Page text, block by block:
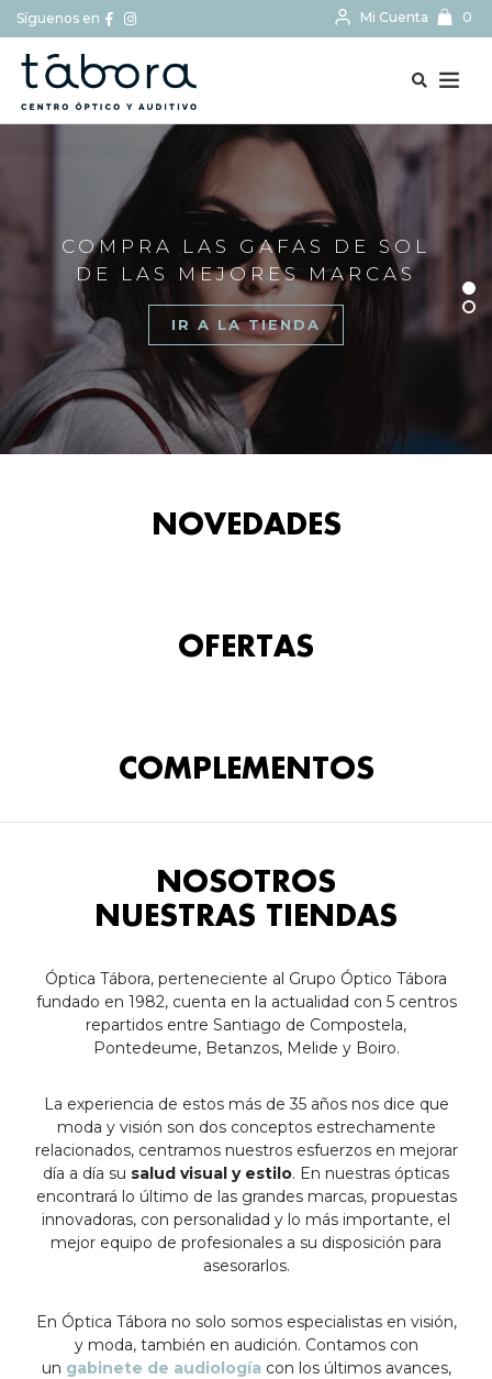
Síguenos en Mi Cuenta 0
COMPRA LAS GAFAS DE SOL
DE LAS MEJORES MARCAS
IR A LA TIENDA
NOVEDADES
OFERTAS
COMPLEMENTOS
NOSOTROS
NUESTRAS TIENDAS
Óptica Tábora, perteneciente al Grupo Óptico Tábora
fundado en 1982, cuenta en la actualidad con 5 centros
repartidos entre Santiago de Compostela,
Pontedeume, Betanzos, Melide y Boiro.
La experiencia de estos más de 35 años nos dice que
moda y visión son dos conceptos estrechamente
relacionados, centramos nuestros esfuerzos en mejorar
día a día su salud visual y estilo. En nuestras ópticas
encontrará lo último de las grandes marcas, propuestas
innovadoras, con personalidad y lo más importante, el
mejor equipo de profesionales a su disposición para
asesorarlos.
En Óptica Tábora no solo somos especialistas en visión,
y moda, también en audición. Contamos con
un gabinete de audiología con los últimos avances,